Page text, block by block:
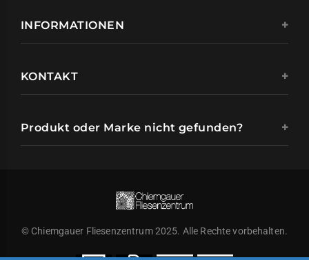
INFORMATIONEN
KONTAKT
Produkt oder Marke nicht gefunden?
© Chiemgauer Fliesenzentrum 2025. Alle Rechte vorbehalten.